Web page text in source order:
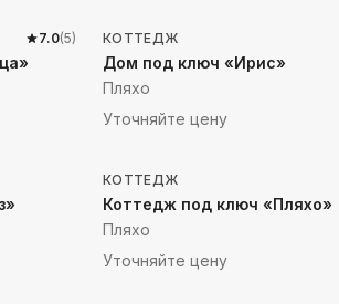
7.0(5) КОТТЕДЖ
Дом под ключ «Ирис»
Пляхо
Уточняйте цену
м до моря
КОТТЕДЖ
Коттедж под ключ «Пляхо»
Пляхо
Уточняйте цену
м до моря